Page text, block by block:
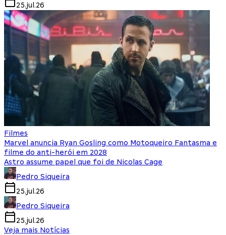
25.jul.26
Filmes
Marvel anuncia Ryan Gosling como Motoqueiro Fantasma e
filme do anti-herói em 2028
Astro assume papel que foi de Nicolas Cage
Pedro Siqueira
25.jul.26
Pedro Siqueira
25.jul.26
Veja mais Notícias